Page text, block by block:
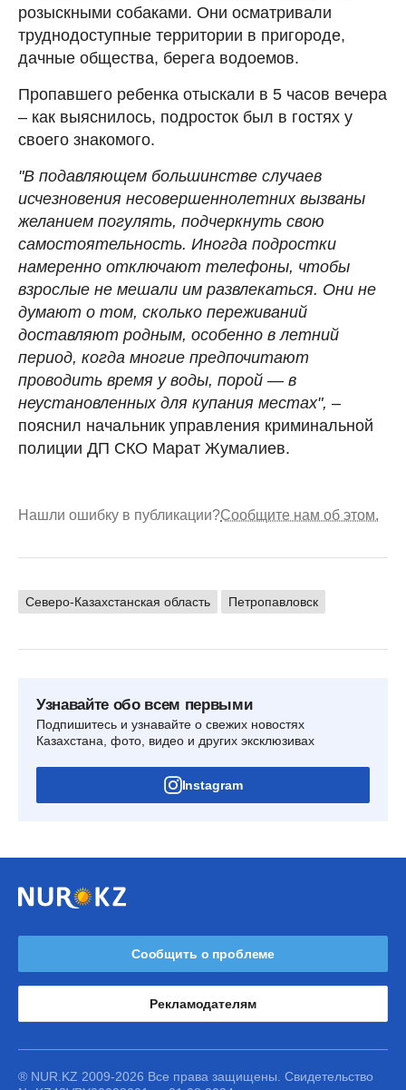
розыскными собаками. Они осматривали
труднодоступные территории в пригороде,
дачные общества, берега водоемов.
Пропавшего ребенка отыскали в 5 часов вечера
– как выяснилось, подросток был в гостях у
своего знакомого.
"В подавляющем большинстве случаев
исчезновения несовершеннолетних вызваны
желанием погулять, подчеркнуть свою
самостоятельность. Иногда подростки
намеренно отключают телефоны, чтобы
взрослые не мешали им развлекаться. Они не
думают о том, сколько переживаний
доставляют родным, особенно в летний
период, когда многие предпочитают
проводить время у воды, порой — в
неустановленных для купания местах", –
пояснил начальник управления криминальной
полиции ДП СКО Марат Жумалиев.
Нашли ошибку в публикации?Сообщите нам об этом.
Северо-Казахстанская область Петропавловск
Узнавайте обо всем первыми
Подпишитесь и узнавайте о свежих новостях
Казахстана, фото, видео и других эксклюзивах
Instagram
Сообщить о проблеме
Рекламодателям
® NUR.KZ 2009-2026 Все права защищены. Свидетельство